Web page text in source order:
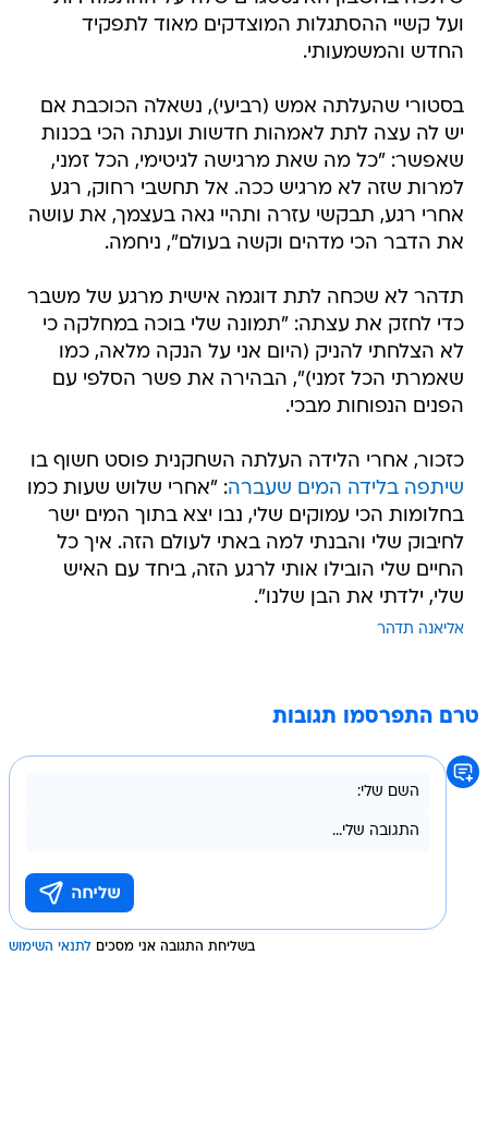
ועל קשיי ההסתגלות המוצדקים מאוד לתפקיד
החדש והמשמעותי.
בסטורי שהעלתה אמש (רביעי), נשאלה הכוכבת אם
יש לה עצה לתת לאמהות חדשות וענתה הכי בכנות
שאפשר: "כל מה שאת מרגישה לגיטימי, הכל זמני,
למרות שזה לא מרגיש ככה. אל תחשבי רחוק, רגע
אחרי רגע, תבקשי עזרה ותהיי גאה בעצמך, את עושה
את הדבר הכי מדהים וקשה בעולם", ניחמה.
תדהר לא שכחה לתת דוגמה אישית מרגע של משבר
כדי לחזק את עצתה: "תמונה שלי בוכה במחלקה כי
לא הצלחתי להניק (היום אני על הנקה מלאה, כמו
שאמרתי הכל זמני)", הבהירה את פשר הסלפי עם
הפנים הנפוחות מבכי.
כזכור, אחרי הלידה העלתה השחקנית פוסט חשוף בו
שיתפה בלידה המים שעברה: "אחרי שלוש שעות כמו
בחלומות הכי עמוקים שלי, נבו יצא בתוך המים ישר
לחיבוק שלי והבנתי למה באתי לעולם הזה. איך כל
החיים שלי הובילו אותי לרגע הזה, ביחד עם האיש
שלי, ילדתי את הבן שלנו".
אליאנה תדהר
טרם התפרסמו תגובות
בשליחת התגובה אני מסכים לתנאי השימוש